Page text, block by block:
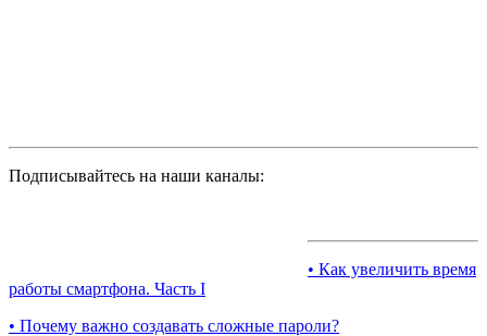
Подписывайтесь на наши каналы:
• Как увеличить время
работы смартфона. Часть I
• Почему важно создавать сложные пароли?